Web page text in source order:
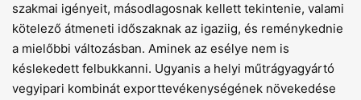
szakmai igényeit, másodlagosnak kellett tekintenie, valami
kötelező átmeneti időszaknak az igaziig, és reménykednie
a mielőbbi változásban. Aminek az esélye nem is
késlekedett felbukkanni. Ugyanis a helyi műtrágyagyártó
vegyipari kombinát exporttevékenységének növekedése